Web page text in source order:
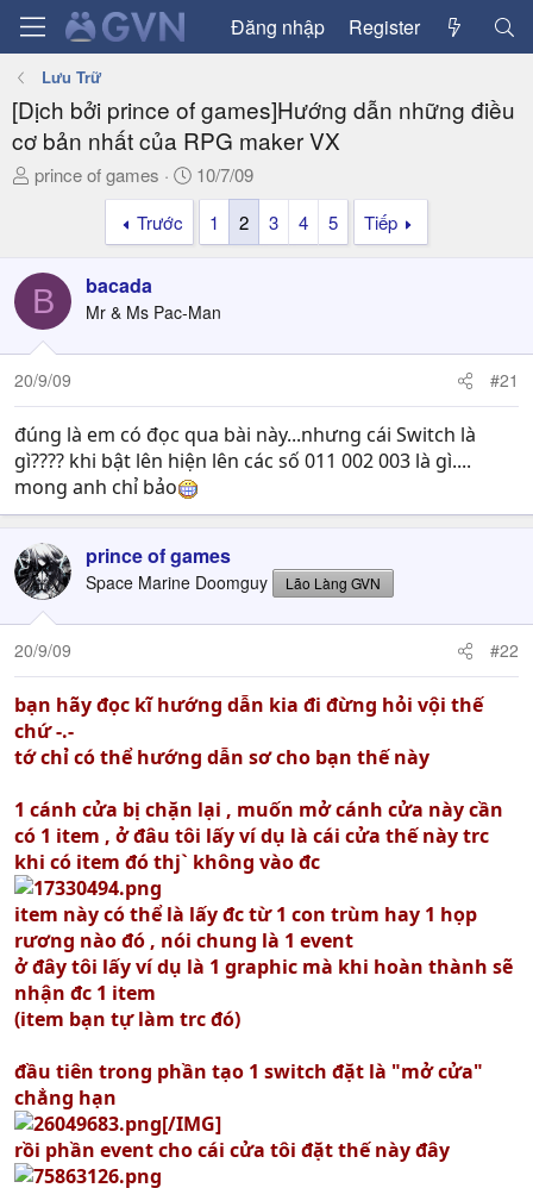
Đăng nhập Register
Lưu Trữ
[Dịch bởi prince of games]Hướng dẫn những điều
cơ bản nhất của RPG maker VX
T
a
d
s
t
a
t
e
r
prince of games
N
g
y
i
10/7/09
Trước
1 2 3 4 5 Tiếp
B bacada
Mr & Ms Pac-Man
20/9/09 #21
đúng là em có đọc qua bài này...nhưng cái Switch là
gì???? khi bật lên hiện lên các số 011 002 003 là gì....
mong anh chỉ bảo
prince of games
Space Marine Doomguy Lão Làng GVN
20/9/09 #22
bạn hãy đọc kĩ hướng dẫn kia đi đừng hỏi vội thế
chứ -.-
tớ chỉ có thể hướng dẫn sơ cho bạn thế này
1 cánh cửa bị chặn lại , muốn mở cánh cửa này cần
có 1 item , ở đâu tôi lấy ví dụ là cái cửa thế này trc
khi có item đó thj` không vào đc
item này có thể là lấy đc từ 1 con trùm hay 1 họp
rương nào đó , nói chung là 1 event
ở đây tôi lấy ví dụ là 1 graphic mà khi hoàn thành sẽ
nhận đc 1 item
(item bạn tự làm trc đó)
đầu tiên trong phần tạo 1 switch đặt là "mở cửa"
chẳng hạn
[/IMG]
rồi phần event cho cái cửa tôi đặt thế này đây